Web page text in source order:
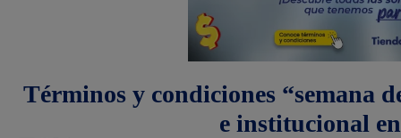
Términos y condiciones “semana
e institucional